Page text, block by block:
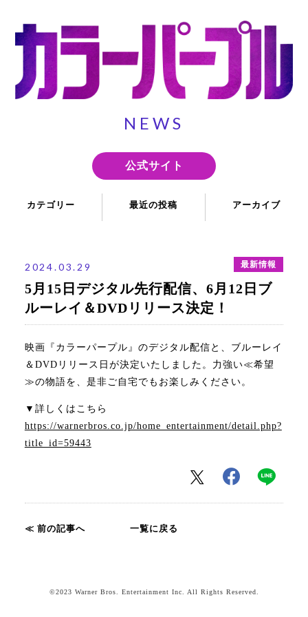
NEWS
公式サイト
カテゴリー 最近の投稿
海外レビュー＆著名人コメント追加！
ミュージカル界のプリンス！井上芳雄さんから動画メッセージが到
期待感想投稿キャンペーンがスタート！
アーカイブ
2023年12月
2024.03.29 最新情報
5月15日デジタル先行配信、6月12日ブ
ルーレイ＆DVDリリース決定！
映画『カラーパープル』のデジタル配信と、ブルーレイ
＆DVDリリース日が決定いたしました。力強い≪希望
≫の物語を、是非ご自宅でもお楽しみください。
▼詳しくはこちら
https://warnerbros.co.jp/home_entertainment/detail.php?
title_id=59443
≪ 前の記事へ 一覧に戻る
©2023 Warner Bros. Entertainment Inc. All Rights Reserved.